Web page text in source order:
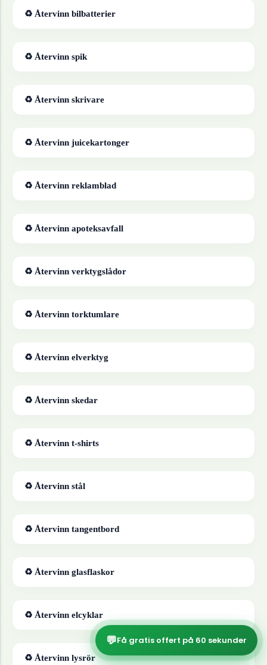
♻ Återvinn bilbatterier
♻ Återvinn spik
♻ Återvinn skrivare
♻ Återvinn juicekartonger
♻ Återvinn reklamblad
♻ Återvinn apoteksavfall
♻ Återvinn verktygslådor
♻ Återvinn torktumlare
♻ Återvinn elverktyg
♻ Återvinn skedar
♻ Återvinn t-shirts
♻ Återvinn stål
♻ Återvinn tangentbord
♻ Återvinn glasflaskor
♻ Återvinn elcyklar
♻ Återvinn lysrör
💬Få gratis offert på 60 sekunder